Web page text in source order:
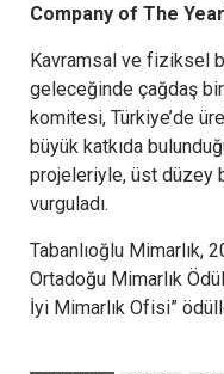
Company of The
Kavramsal ve fiziksel
geleceğinde çağdaş
komitesi, Türkiye’de
büyük katkıda
projeleriyle, üst düzey
vurguladı.
Tabanlıoğlu Mimarlık,
Ortadoğu Mimarlık
İyi Mimarlık Ofisi”